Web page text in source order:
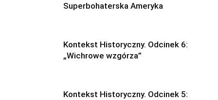
Superbohaterska Ameryka
Kontekst Historyczny. Odcinek 6:
„Wichrowe wzgórza”
Kontekst Historyczny. Odcinek 5: